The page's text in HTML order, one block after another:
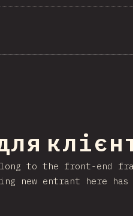
to the front-end
new entrant here